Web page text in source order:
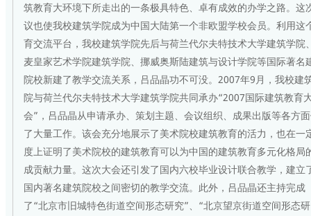
筑教育大环境下所走出的一条极具特色、卓有成效的办学之路。这
议也使我校建筑学院成为中国大陆第一个非欧盟学校会员。利用这
育交流平台，我校建筑学院先后与荷兰代尔夫特技术大学建筑学院
麦皇家艺术学院建筑学院、挪威奥斯陆建筑与设计学院等国际著名
院校新建了教学交流关系，吕品晶功不可没。2007年9月，我校建
院与荷兰代尔夫特技术大学建筑学院共同承办“2007国际建筑教育
会”，吕品晶从申请承办、策划主题、会议组织、成果出版等各方
了大量工作。该会充分地展示了美术院校建筑教育的活力，也在一
度上证明了美术院校的建筑教育可以为中国的建筑教育多元化格局
成贡献力量。这次大会还引发了国内六校毕业设计联合教学，建立
国内著名建筑院校之间密切的教学交流。此外，吕品晶还主持完成
了“北京市旧城特色街道空间形态研究”、“北京望京街道空间形态研